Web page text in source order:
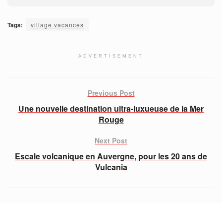
Tags: village vacances
ADVERTISEMENT
Previous Post
Une nouvelle destination ultra-luxueuse de la Mer
Rouge
Next Post
Escale volcanique en Auvergne, pour les 20 ans de
Vulcania